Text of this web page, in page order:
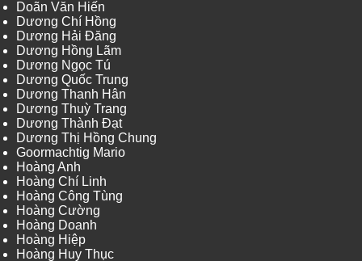
Doãn Văn Hiến
Dương Chí Hồng
Dương Hải Đăng
Dương Hồng Lãm
Dương Ngọc Tú
Dương Quốc Trung
Dương Thanh Hân
Dương Thuỳ Trang
Dương Thành Đạt
Dương Thị Hồng Chung
Goormachtig Mario
Hoàng Anh
Hoàng Chí Linh
Hoàng Công Tùng
Hoàng Cường
Hoàng Doanh
Hoàng Hiệp
Hoàng Huy Thục